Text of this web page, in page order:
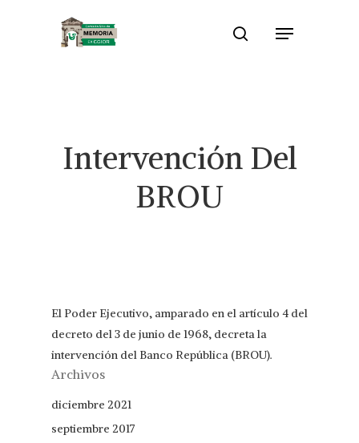
search
Menu
Intervención Del
BROU
El Poder Ejecutivo, amparado en el artículo 4 del
decreto del 3 de junio de 1968, decreta la
intervención del Banco República (BROU).
Archivos
diciembre 2021
septiembre 2017